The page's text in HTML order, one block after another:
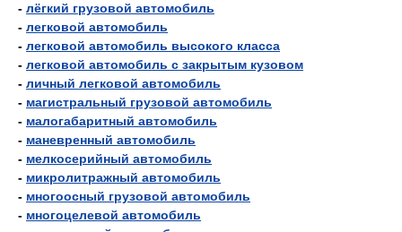
- лёгкий грузовой автомобиль
- легковой автомобиль
- легковой автомобиль высокого класса
- легковой автомобиль с закрытым кузовом
- личный легковой автомобиль
- магистральный грузовой автомобиль
- малогабаритный автомобиль
- маневренный автомобиль
- мелкосерийный автомобиль
- микролитражный автомобиль
- многоосный грузовой автомобиль
- многоцелевой автомобиль